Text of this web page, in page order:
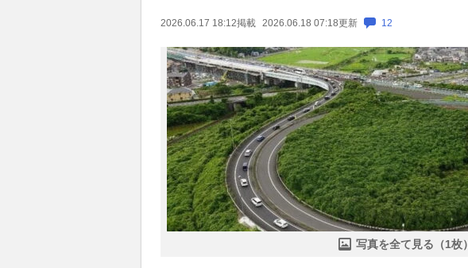
2026.06.17 18:12掲載 2026.06.18 07:18更新 12
写真を全て見る（1枚）